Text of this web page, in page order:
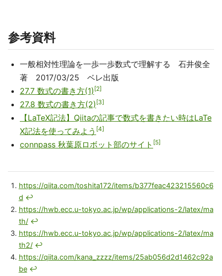
参考資料
一般相対性理論を一歩一歩数式で理解する 石井俊全
著 2017/03/25 ベレ出版
27.7 数式の書き方(1) 2
27.8 数式の書き方(2) 3
【LaTeX記法】Qiitaの記事で数式を書きたい時はLaTe
X記法を使ってみよう 4
connpass 秋葉原ロボット部のサイト 5
https://qiita.com/toshita172/items/b377feac423215560c6
d ↩
https://hwb.ecc.u-tokyo.ac.jp/wp/applications-2/latex/ma
th/ ↩
https://hwb.ecc.u-tokyo.ac.jp/wp/applications-2/latex/ma
th2/ ↩
https://qiita.com/kana_zzzz/items/25ab056d2d1462c92a
be ↩